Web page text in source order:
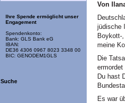
Ihre Spende ermöglicht unser
Engagement
Spendenkonto:
Bank: GLS Bank eG
IBAN:
DE36 4306 0967 8023 3348 00
BIC: GENODEM1GLS
Suche
Von
jüdische
Boykott-
meine
Die
Du hast
Es war